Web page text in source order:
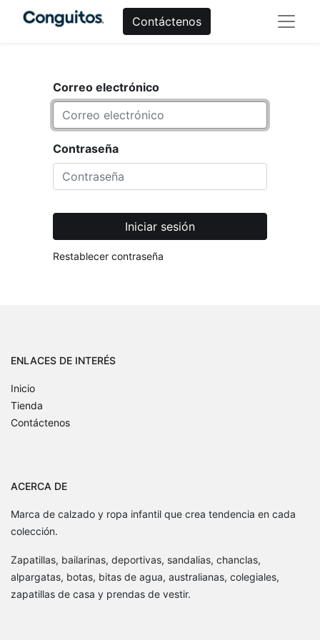
Contáctenos
Correo electrónico
Contraseña
Iniciar sesión
Restablecer contraseña
ENLACES DE INTERÉS
Inicio
Tienda
Contáctenos
ACERCA DE
Marca de calzado y ropa infantil que crea tendencia en cada
colección.
Zapatillas, bailarinas, deportivas, sandalias, chanclas,
alpargatas, botas, bitas de agua, australianas, colegiales,
zapatillas de casa y prendas de vestir.